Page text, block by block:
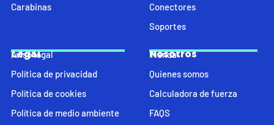
Carabinas
Conectores
Soportes
Legal
Aviso legal
Política de privacidad
Política de cookies
Política de medio ambiente
Nosotros
Tienda
Quienes somos
Calculadora de fuerza
FAQS